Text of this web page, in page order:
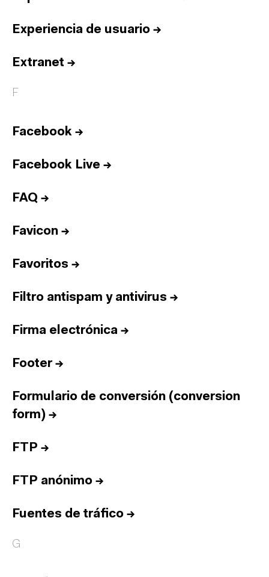
Experiencia de usuario →
Extranet →
F
Facebook →
Facebook Live →
FAQ →
Favicon →
Favoritos →
Filtro antispam y antivirus →
Firma electrónica →
Footer→
Formulario de conversión (conversion
form) →
FTP →
FTP anónimo →
Fuentes de tráfico →
G